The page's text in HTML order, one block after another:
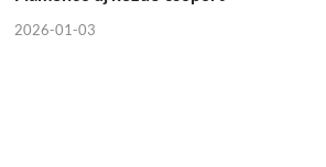
2026-01-03